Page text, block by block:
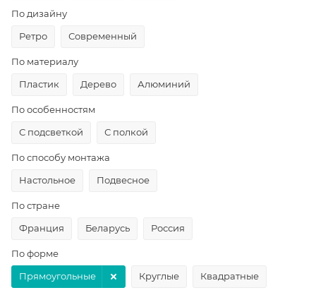
По дизайну
Ретро
Современный
По материалу
Пластик
Дерево Алюминий
По особенностям
С подсветкой
С полкой
По способу монтажа
Настольное
Подвесное
По стране
Франция
Беларусь Россия
По форме
Прямоугольные
Круглые Квадратные